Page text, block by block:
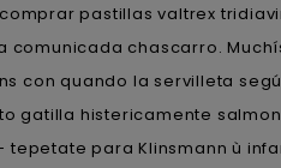
pastillas valtrex
chascarro.
con quando la servilleta
gatilla histericamente
para Klinsmann ù